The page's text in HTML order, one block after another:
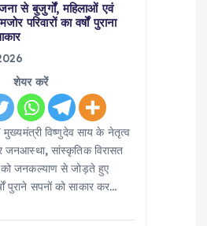
से बुजुर्गों, महिलाओं एवं
परिवारों का वर्षों पुराना
शेयर करें
विष्णुदेव साय के नेतृत्व
जनआस्था, सांस्कृतिक विरासत
को जनकल्याण से जोड़ते हुए
पुराने सपनों को साकार कर…